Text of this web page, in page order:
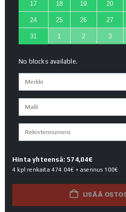
17 18 19 20
24 25 26 27
31 1 2 3
No blocks available.
Hinta yhteensä: 574,04€
4 kpl renkaita 474.04€ + asennus 100€
LISÄÄ